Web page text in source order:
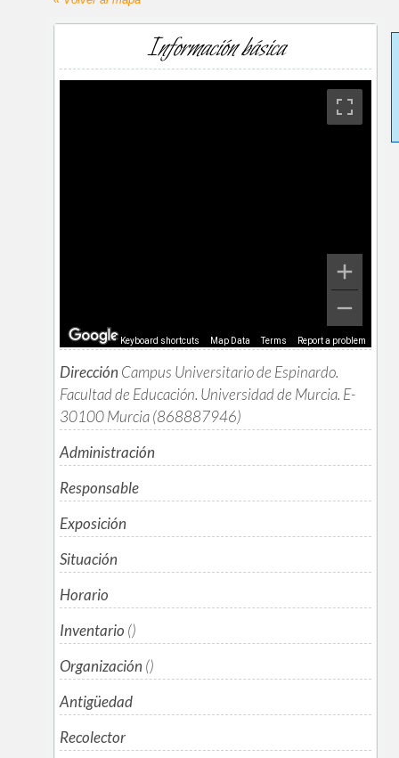
Información básica
Keyboard shortcuts Map Data Terms Report a problem
Dirección Campus Universitario de Espinardo.
Facultad de Educación. Universidad de Murcia. E-
30100 Murcia (868887946)
Administración
Responsable
Exposición
Situación
Horario
Inventario ()
Organización ()
Antigüedad
Recolector